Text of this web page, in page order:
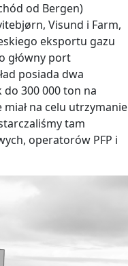
od Bergen)
Visund i Farm,
eksportu gazu
główny port
posiada dwa
do 300 000 ton na
na celu utrzymanie
tam
operatorów PFP i